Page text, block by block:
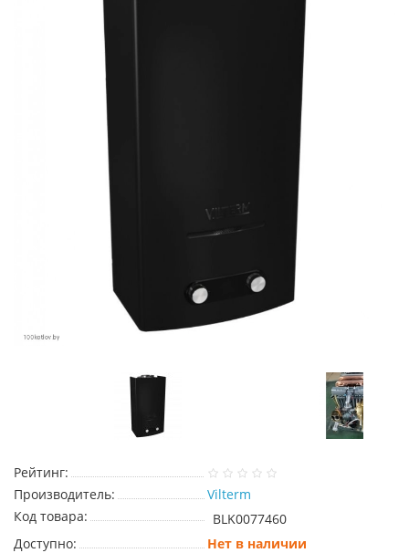
Рейтинг:
Производитель:
Vilterm
Код товара:
BLK0077460
Доступно:
Нет в наличии